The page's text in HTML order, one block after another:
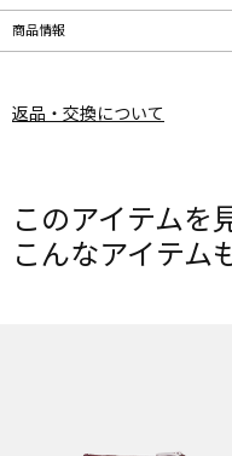
商品情報
返品・交換について
このアイテムを
こんなアイテム